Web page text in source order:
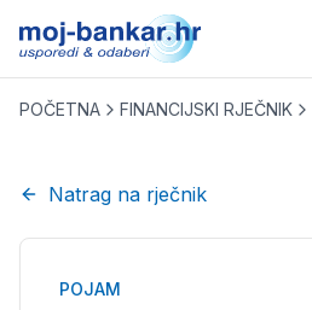
POČETNA FINANCIJSKI RJEČNIK
Natrag na rječnik
POJAM